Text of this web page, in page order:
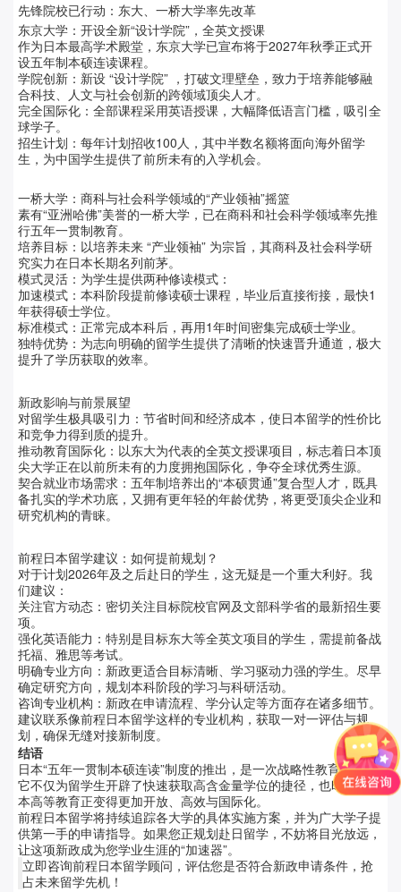
先锋院校已行动：东大、一桥大学率先改革
东京大学：开设全新“设计学院”，全英文授课
作为日本最高学术殿堂，东京大学已宣布将于2027年秋季正式开
设五年制本硕连读课程。
学院创新：新设 “设计学院” ，打破文理壁垒，致力于培养能够融
合科技、人文与社会创新的跨领域顶尖人才。
完全国际化：全部课程采用英语授课，大幅降低语言门槛，吸引全
球学子。
招生计划：每年计划招收100人，其中半数名额将面向海外留学
生，为中国学生提供了前所未有的入学机会。
一桥大学：商科与社会科学领域的“产业领袖”摇篮
素有“亚洲哈佛”美誉的一桥大学，已在商科和社会科学领域率先推
行五年一贯制教育。
培养目标：以培养未来 “产业领袖” 为宗旨，其商科及社会科学研
究实力在日本长期名列前茅。
模式灵活：为学生提供两种修读模式：
加速模式：本科阶段提前修读硕士课程，毕业后直接衔接，最快1
年获得硕士学位。
标准模式：正常完成本科后，再用1年时间密集完成硕士学业。
独特优势：为志向明确的留学生提供了清晰的快速晋升通道，极大
提升了学历获取的效率。
新政影响与前景展望
对留学生极具吸引力：节省时间和经济成本，使日本留学的性价比
和竞争力得到质的提升。
推动教育国际化：以东大为代表的全英文授课项目，标志着日本顶
尖大学正在以前所未有的力度拥抱国际化，争夺全球优秀生源。
契合就业市场需求：五年制培养出的“本硕贯通”复合型人才，既具
备扎实的学术功底，又拥有更年轻的年龄优势，将更受顶尖企业和
研究机构的青睐。
前程日本留学建议：如何提前规划？
对于计划2026年及之后赴日的学生，这无疑是一个重大利好。我
们建议：
关注官方动态：密切关注目标院校官网及文部科学省的最新招生要
项。
强化英语能力：特别是目标东大等全英文项目的学生，需提前备战
托福、雅思等考试。
明确专业方向：新政更适合目标清晰、学习驱动力强的学生。尽早
确定研究方向，规划本科阶段的学习与科研活动。
咨询专业机构：新政在申请流程、学分认定等方面存在诸多细节。
建议联系像前程日本留学这样的专业机构，获取一对一评估与规
划，确保无缝对接新制度。
结语
日本“五年一贯制本硕连读”制度的推出，是一次战略性教育改革。
它不仅为留学生开辟了快速获取高含金量学位的捷径，也昭示着日
本高等教育正变得更加开放、高效与国际化。
前程日本留学将持续追踪各大学的具体实施方案，并为广大学子提
供第一手的申请指导。如果您正规划赴日留学，不妨将目光放远，
让这项新政成为您学业生涯的“加速器”。
立即咨询前程日本留学顾问，评估您是否符合新政申请条件，抢
占未来留学先机！